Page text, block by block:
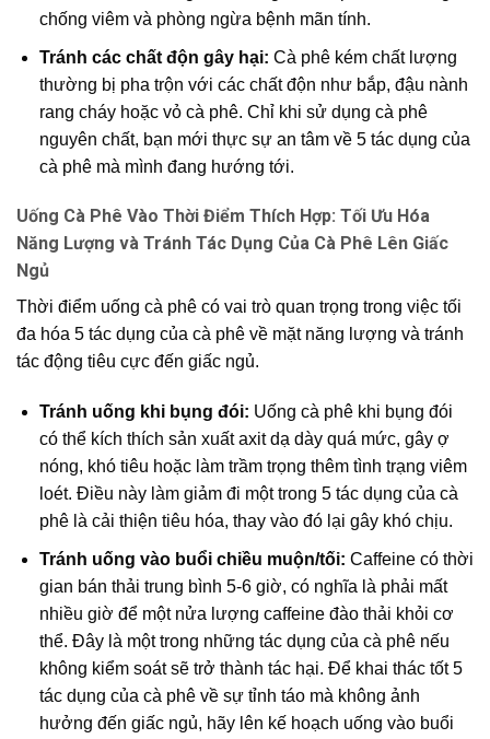
chống viêm và phòng ngừa bệnh mãn tính.
Tránh các chất độn gây hại: Cà phê kém chất lượng
thường bị pha trộn với các chất độn như bắp, đậu nành
rang cháy hoặc vỏ cà phê. Chỉ khi sử dụng cà phê
nguyên chất, bạn mới thực sự an tâm về 5 tác dụng của
cà phê mà mình đang hướng tới.
Uống Cà Phê Vào Thời Điểm Thích Hợp: Tối Ưu Hóa
Năng Lượng và Tránh Tác Dụng Của Cà Phê Lên Giấc
Ngủ
Thời điểm uống cà phê có vai trò quan trọng trong việc tối
đa hóa 5 tác dụng của cà phê về mặt năng lượng và tránh
tác động tiêu cực đến giấc ngủ.
Tránh uống khi bụng đói: Uống cà phê khi bụng đói
có thể kích thích sản xuất axit dạ dày quá mức, gây ợ
nóng, khó tiêu hoặc làm trầm trọng thêm tình trạng viêm
loét. Điều này làm giảm đi một trong 5 tác dụng của cà
phê là cải thiện tiêu hóa, thay vào đó lại gây khó chịu.
Tránh uống vào buổi chiều muộn/tối: Caffeine có thời
gian bán thải trung bình 5-6 giờ, có nghĩa là phải mất
nhiều giờ để một nửa lượng caffeine đào thải khỏi cơ
thể. Đây là một trong những tác dụng của cà phê nếu
không kiểm soát sẽ trở thành tác hại. Để khai thác tốt 5
tác dụng của cà phê về sự tỉnh táo mà không ảnh
hưởng đến giấc ngủ, hãy lên kế hoạch uống vào buổi